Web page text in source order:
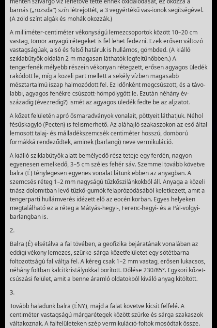
barnás („rozsda”) szín létrejöttét, a 3 vegyértékű vas-ionok segítségével.
(A zöld színt algák és mohák okozzák.)
A milliméter-centiméter vékonyságú lemezcsoportok között 10–20 cm
vastag, tömör anyagú rétegeket is fel lehet fedezni. Ezek erősen változó
vastagságúak, alsó és felső határuk is hullámos, gömbded. (A kiálló
sziklabütyök oldalán 2 m magasan láthatók legfeltűnőbben.) A
tengerfenék mélyebb részein vékonyan rétegzett, erősen agyagos üledék
rakódott le, míg a közeli part mellett a sekély vízben magasabb
mésztartalmú iszap halmozódott fel. Ez időnként megcsúszott, és a távo­
labbi, agyagos fenékre csúszott-hömpölygött le. Ezután néhány év­
századig (évezredig?) ismét az agyagos üledék fedte be az aljzatot.
A kőzet felületén apró ősmaradványok vonalait, pöttyeit láthatjuk. Néhol
fésűskagyló (Pecten) is felismerhető. Az aláhajló szakaszokon az eső által
lemosott talaj- és málladékszemcsék centiméter hosszú, domború
formákká rendeződtek, aminek (barlangi) neve vermikuláció.
A kiálló sziklabütyök alatt bemélyedő rész teteje egy ferdén, nagyon
egyenesen emelkedő, 3–5 cm széles fehér sáv. Szemmel tovább követve
balra (É) ténylegesen egyenes vonalat látunk ebben az anyagban. A
szemcsés réteg 1–2 mm nagyságú tűzkőszilánkokból áll. Anyaga a közeli
triász dolomitban levő tűzkő-gumók felaprózódásából keletkezett, amit a
tenger­parti hullámverés idézett elő az eocén korban. Egyes helyeken
megtalálható ez a réteg a Mátyás-hegyi-, Ferenc-hegyi- és a Pál-völgyi-
barlangban is.
2.
Balra (É) elsétálva a fal tövében, a geofizika bejá­ratának vonalában az
eddigi vékony lemezes, szürke-sárga kőzetfelületet egy sötétbarna
foltozottságú fal váltja fel. A kéreg csak 1–2 mm vastag, erősen lukacsos,
néhány foltban kalcitkristályokkal borított. Dőlése 230/85°. Egykori kőzet­
csúszási felület, amit a benne áramló oldatokból kiváló anyag kitöltött.
3.
Tovább haladunk balra (ÉNY), majd a falat követve kicsit felfelé. A
centiméter vastagságú márgarétegek között szürke és sárga szakaszok
váltakoznak. A fal­felületeken szép vermi­kuláció-foltok mosódtak össze.